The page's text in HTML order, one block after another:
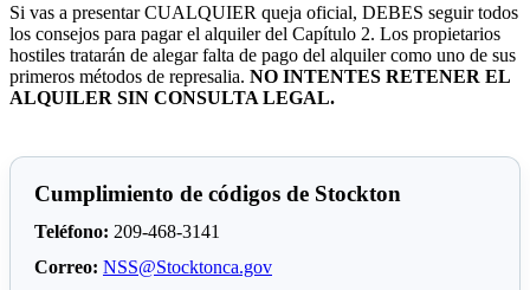
Si vas a presentar CUALQUIER queja oficial, DEBES seguir todos
los consejos para pagar el alquiler del Capítulo 2. Los propietarios
hostiles tratarán de alegar falta de pago del alquiler como uno de sus
primeros métodos de represalia. NO INTENTES RETENER EL
ALQUILER SIN CONSULTA LEGAL.
Cumplimiento de códigos de Stockton
Teléfono: 209-468-3141
Correo: NSS@Stocktonca.gov